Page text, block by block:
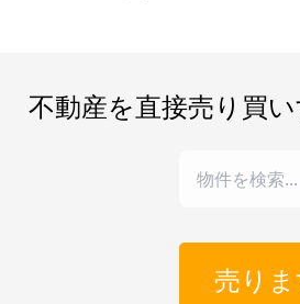
不動産を直接売り買
売り